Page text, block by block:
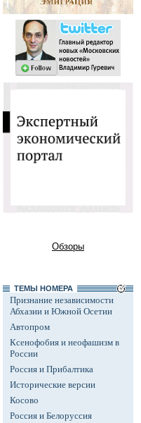
Обзоры
ТЕМЫ НОМЕРА
Признание независимости
Абхазии и Южной Осетии
Автопром
Ксенофобия и неофашизм в
России
Россия и Прибалтика
Исторические версии
Косово
Россия и Белоруссия